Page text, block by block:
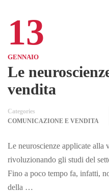
13
GENNAIO
Le
vendita
Categories
COMUNICAZIONE E VENDITA
Le neuroscienze applicate alla
rivoluzionando gli studi del
Fino a poco tempo fa, infatti,
della …